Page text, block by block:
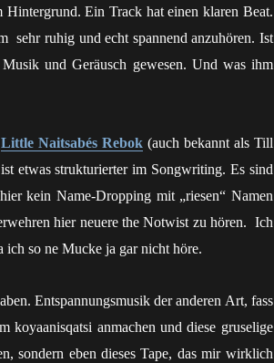
Ein Track hat einen klaren Beat.
sehr ruhig und echt spannend anzuhören. Ist
und Geräusch gewesen. Und was ihm
Little Naitsabés Rebok (auch bekannt als Till
etwas strukturierter im Songwriting. Es sind
kein Name-Dropping mit „riesen“ Namen
hier neuere the Notwist zu hören. Ich
so ne Mucke ja gar nicht höre.
Entspannungsmusik der anderen Art, fass
koyaanisqatsi anmachen und diese gruselige
sondern eben dieses Tape, das mir wirklich